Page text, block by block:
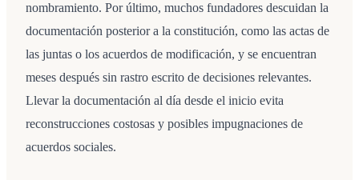
nombramiento. Por último, muchos fundadores descuidan la
documentación posterior a la constitución, como las actas de
las juntas o los acuerdos de modificación, y se encuentran
meses después sin rastro escrito de decisiones relevantes.
Llevar la documentación al día desde el inicio evita
reconstrucciones costosas y posibles impugnaciones de
acuerdos sociales.